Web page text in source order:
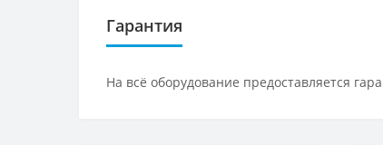
Гарантия
На всё оборудование предоставляется